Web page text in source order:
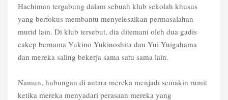
Hachiman tergabung dalam sebuah klub sekolah khusus
yang berfokus membantu menyelesaikan permasalahan
murid lain. Di klub tersebut, dia ditemani oleh dua gadis
cakep bernama Yukino Yukinoshita dan Yui Yuigahama
dan mereka saling bekerja sama satu sama lain.
Namun, hubungan di antara mereka menjadi semakin rumit
ketika mereka menyadari perasaan mereka yang